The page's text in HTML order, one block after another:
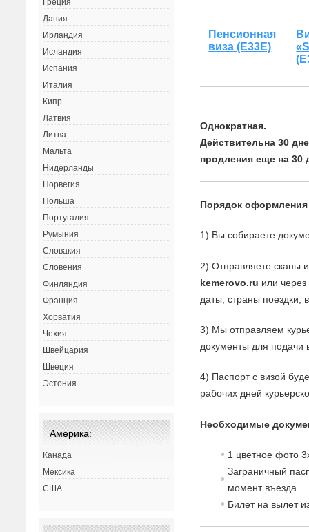
Пенсионная
виза (Е33Е)
Однократная.
Действительна 30
продления еще на 30
Порядок
1) Вы собираете
2) Отправляете сканы
kemerovo.ru или
даты, страны поездки,
3) Мы отправляем
документы для подачи
4) Паспорт с визой
рабочих дней
Необходимые
1 цветное фото
Заграничный
момент въезда.
Билет на вылет
Греция
Дания
Ирландия
Исландия
Испания
Италия
Кипр
Латвия
Литва
Мальта
Нидерланды
Норвегия
Польша
Португалия
Румыния
Словакия
Словения
Финляндия
Франция
Хорватия
Чехия
Швейцария
Швеция
Эстония
Америка:
Канада
Мексика
США